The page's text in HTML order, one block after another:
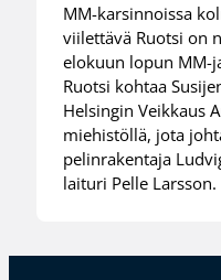
MM-karsinnoissa
viilettävä Ruotsi on
elokuun lopun MM-
Ruotsi kohtaa
Helsingin Veikkaus
miehistöllä, jota
pelinrakentaja
laituri Pelle Larsson.